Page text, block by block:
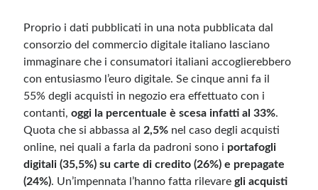
Proprio i dati pubblicati in una nota pubblicata dal
consorzio del commercio digitale italiano lasciano
immaginare che i consumatori italiani accoglierebbero
con entusiasmo l’euro digitale. Se cinque anni fa il
55% degli acquisti in negozio era effettuato con i
contanti, oggi la percentuale è scesa infatti al 33%.
Quota che si abbassa al
2,5% nel caso degli acquisti
online, nei quali a farla da padroni sono i portafogli
digitali (35,5%) su carte di credito (26%) e prepagate
(24%). Un’impennata l’hanno fatta rilevare gli acquisti